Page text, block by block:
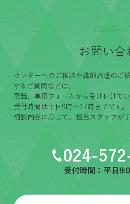
CONTACT
お問い合
センターへのご相談や講師派遣のご
するご質問などは、
電話、専用フォームから受け付けてい
受付時間は平日9時〜17時までです。
相談内容に応じて、担当スタッフが
024-
受付時間：平日